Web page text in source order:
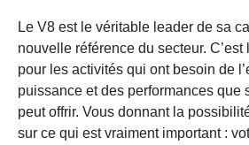
Le V8 est le véritable leader de sa
nouvelle référence du secteur.
pour les activités qui ont besoin de
puissance et des performances que
peut offrir. Vous donnant la
sur ce qui est vraiment important :